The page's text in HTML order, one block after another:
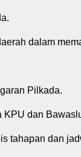
dalam
Pilkada.
dan
tahapan dan